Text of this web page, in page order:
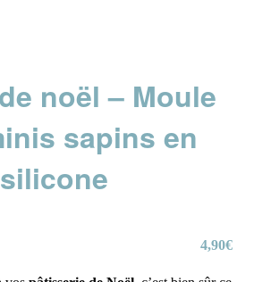
noël – Moule
sapins en
silicone
4,90€